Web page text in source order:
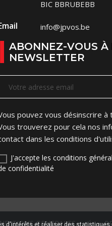
BIC BBRUBEBB
info@jpvos.be
ABONNEZ-VOUS À
NEWSLETTER
pouvez vous désinscrire à
trouverez pour cela nos
dans les conditions
J'accepte les conditions
confidentialité
GENERALES
d'intérêts et réaliser des